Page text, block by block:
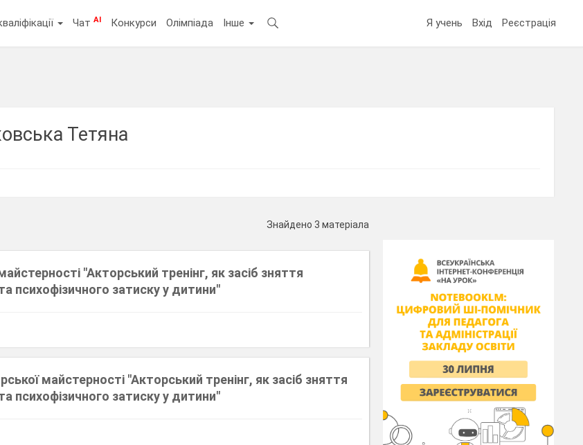
ЧатAI Конкурси Олімпіада Інше Я учень Вхід Реєстрація
Тетяна
Знайдено 3 матеріала
"Акторський тренінг, як засіб зняття
психофізичного затиску у дитини"
майстерності "Акторський тренінг, як засіб зняття
психофізичного затиску у дитини"